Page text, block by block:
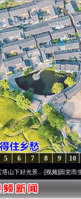
10
9
8
7
6
5
..·[视频]因党而生 为党而战